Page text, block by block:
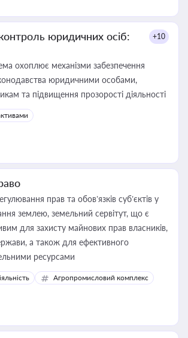
юридичних осіб:
+10
охоплює механізми забезпечення
юридичними особами,
та підвищення прозорості діяльності
прав та обов’язків суб’єктів у
землею, земельний сервітут, що є
для захисту майнових прав власників,
а також для ефективного
ресурсами
Агропромисловий комплекс